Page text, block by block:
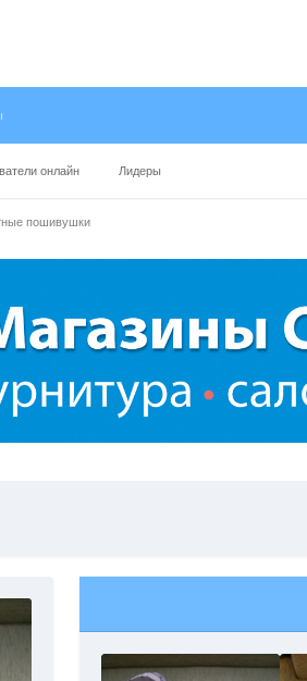
онлайн Лидеры
пошивушки